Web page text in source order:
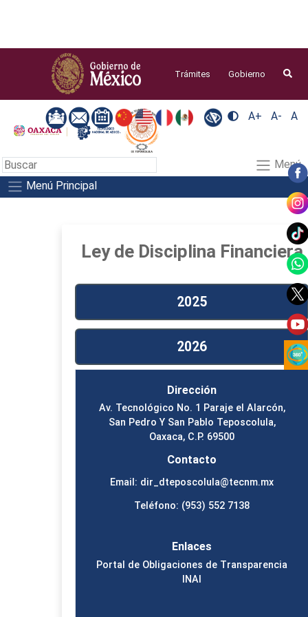
Trámites Gobierno
A+ A- A
Menú
Menú Principal
Ley de Disciplina Financiera
2025
2026
Dirección
Av. Tecnológico No. 1 Paraje el Alarcón,
San Pedro Y San Pablo Teposcolula,
Oaxaca, C.P. 69500
Contacto
Email: dir_dteposcolula@tecnm.mx
Teléfono: (953) 552 7138
Enlaces
Portal de Obligaciones de Transparencia
INAI